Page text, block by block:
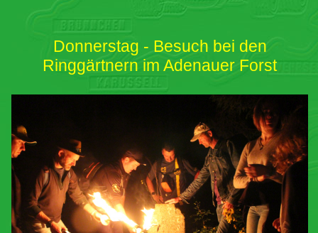
Donnerstag - Besuch bei den
Ringgärtnern im Adenauer Forst